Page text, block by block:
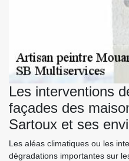
Les interventions
façades des
Sartoux et ses
Les aléas climatiques ou les
dégradations importantes sur